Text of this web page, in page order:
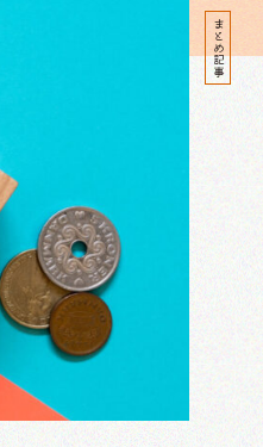
まとめ記事